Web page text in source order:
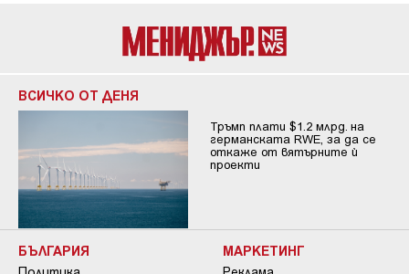
ВСИЧКО ОТ ДЕНЯ
Тръмп плати $1.2 млрд. на
германската RWE, за да се
откаже от вятърните ѝ
проекти
БЪЛГАРИЯ МАРКЕТИНГ